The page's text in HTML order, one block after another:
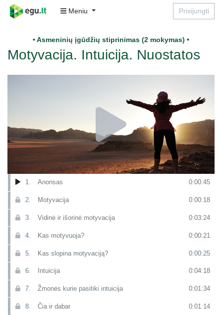
Meniu Prisijungti
• Asmeninių įgūdžių stiprinimas (2 mokymas) •
Motyvacija. Intuicija. Nuostatos
1. Anonsas 0:00:45
2. Motyvacija 0:00:18
3. Vidinė ir išorinė motyvacija 0:03:24
4. Kas motyvuoja? 0:00:21
5. Kas slopina motyvaciją? 0:00:25
6. Intuicija 0:04:18
7. Žmonės kurie pasitiki intuicija 0:01:34
8. Čia ir dabar 0:01:14